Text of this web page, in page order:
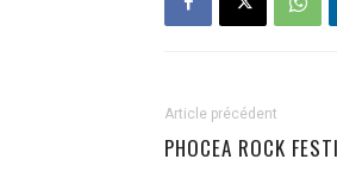
Article précédent
PHOCEA ROCK